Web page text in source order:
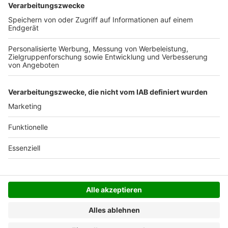
Versandkosten.
Der Bestellprozess ist mit Hilfe eines SSL-
SERVICE HOTLINE
SHOP SERVICE